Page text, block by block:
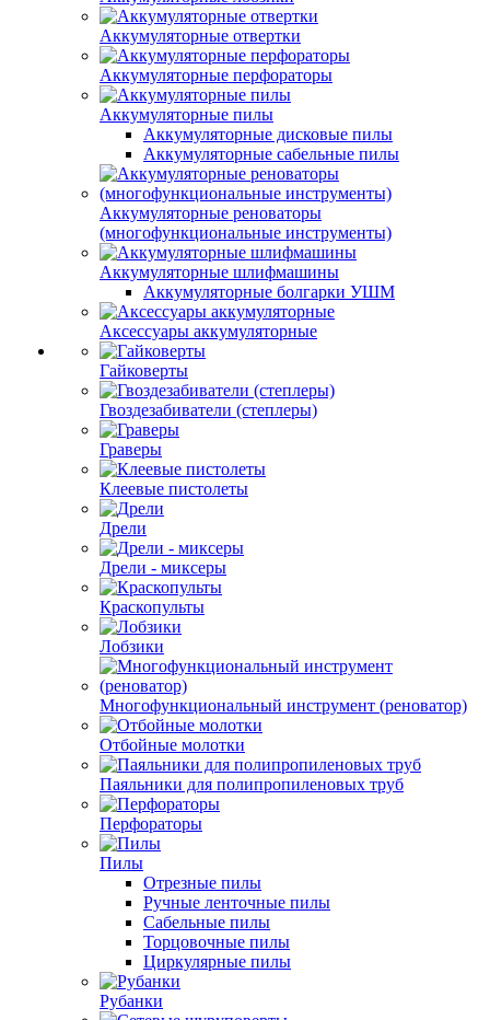
Аккумуляторные отвертки
Аккумуляторные перфораторы
Аккумуляторные пилы
Аккумуляторные дисковые пилы
Аккумуляторные сабельные пилы
Аккумуляторные реноваторы
(многофункциональные инструменты)
Аккумуляторные шлифмашины
Аккумуляторные болгарки УШМ
Аксессуары аккумуляторные
Гайковерты
Гвоздезабиватели (степлеры)
Граверы
Клеевые пистолеты
Дрели
Дрели - миксеры
Краскопульты
Лобзики
Многофункциональный инструмент (реноватор)
Отбойные молотки
Паяльники для полипропиленовых труб
Перфораторы
Пилы
Отрезные пилы
Ручные ленточные пилы
Сабельные пилы
Торцовочные пилы
Циркулярные пилы
Рубанки